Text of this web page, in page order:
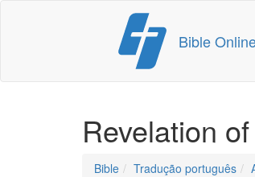
content
Bible
Revelation
Bible Tradução português